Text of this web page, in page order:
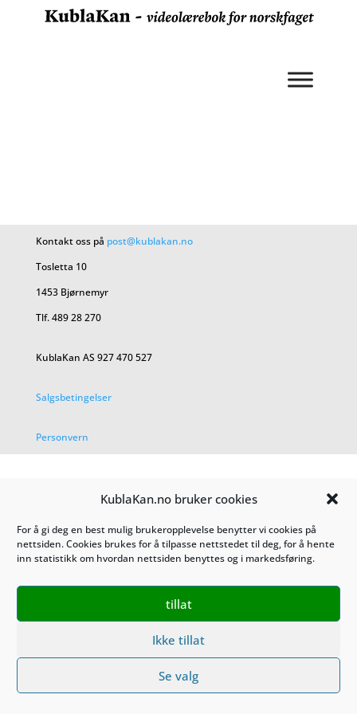
KublaKan.no bruker cookies
For å gi deg en best mulig brukeropplevelse benytter vi cookies på
nettsiden. Cookies brukes for å tilpasse nettstedet til deg, for å hente
inn statistikk om hvordan nettsiden benyttes og i markedsføring.
tillat
Ikke tillat
Se valg
Kontakt oss på post@kublakan.no
Tosletta 10
1453 Bjørnemyr
Tlf. 489 28 270
KublaKan AS 927 470 527
Salgsbetingelser
Personvern